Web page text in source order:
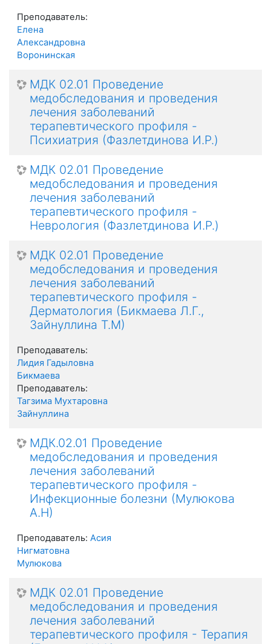
Преподаватель:
Елена
Александровна
Воронинская
МДК 02.01 Проведение
медобследования и проведения
лечения заболеваний
терапевтического профиля -
Психиатрия (Фазлетдинова И.Р.)
МДК 02.01 Проведение
медобследования и проведения
лечения заболеваний
терапевтического профиля -
Неврология (Фазлетдинова И.Р.)
МДК 02.01 Проведение
медобследования и проведения
лечения заболеваний
терапевтического профиля -
Дерматология (Бикмаева Л.Г.,
Зайнуллина Т.М)
Преподаватель:
Лидия Гадыловна
Бикмаева
Преподаватель:
Тагзима Мухтаровна
Зайнуллина
МДК.02.01 Проведение
медобследования и проведения
лечения заболеваний
терапевтического профиля -
Инфекционные болезни (Мулюкова
А.Н)
Преподаватель: Асия
Нигматовна
Мулюкова
МДК 02.01 Проведение
медобследования и проведения
лечения заболеваний
терапевтического профиля - Терапия